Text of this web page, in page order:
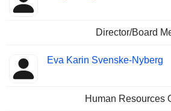
Director/Board
Eva Karin Svenske-Nyberg
Human Resources